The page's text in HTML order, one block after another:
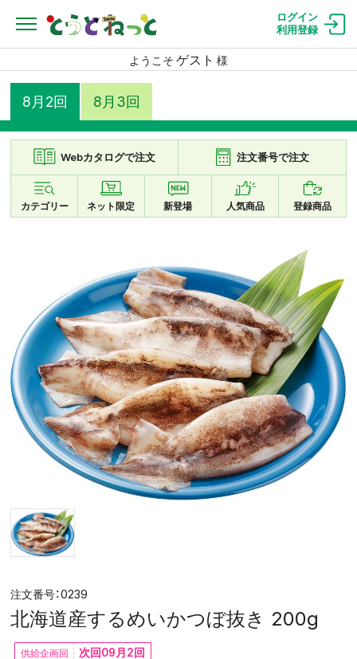
ログイン
利用登録
ようこそ ゲスト 様
8月2回 8月3回
Webカタログで注文 注文番号で注文
カテゴリー ネット限定 新登場 人気商品 登録商品
0239
北海道産するめいかつぼ抜き 200g
次回09月2回